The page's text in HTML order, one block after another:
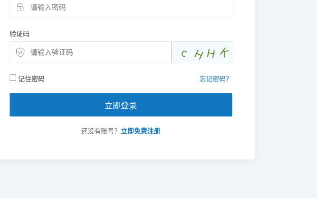
验证码
记住密码 忘记密码？
立即登录
还没有账号？ 立即免费注册